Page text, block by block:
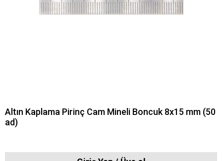
Altın Kaplama Pirinç Cam Mineli Boncuk 8x15 mm (50
ad)